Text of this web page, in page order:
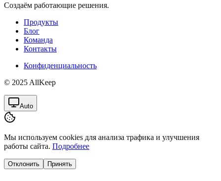
Создаём работающие решения.
Продукты
Блог
Команда
Контакты
Конфиденциальность
© 2025 AllKeep
Auto
Мы используем cookies для анализа трафика и улучшения
работы сайта. Подробнее
Отклонить Принять